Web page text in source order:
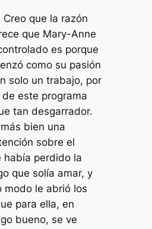
Creo que la razón
que Mary-Anne
es porque
como su pasión
solo un trabajo, por
este programa
tan desgarrador.
bien una
sobre el
había perdido la
que solía amar, y
modo le abrió los
para ella, en
bueno, se ve